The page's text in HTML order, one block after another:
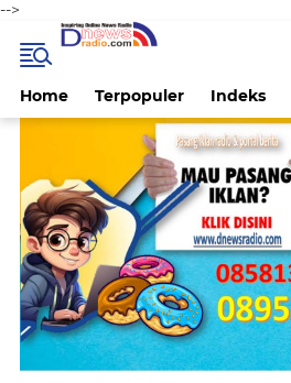
-->
Home Terpopuler Indeks